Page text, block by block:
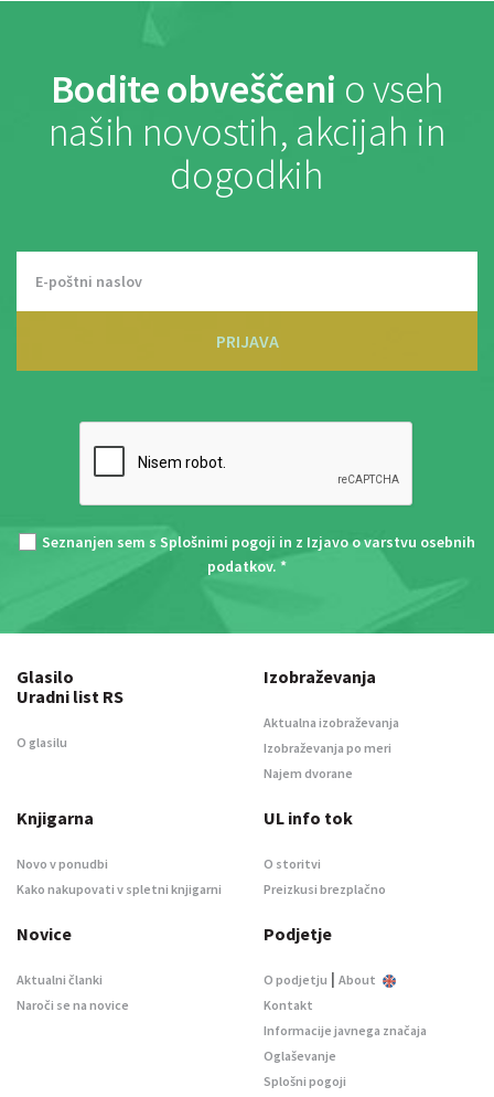
Bodite obveščeni o vseh
naših novostih, akcijah in
dogodkih
PRIJAVA
Seznanjen sem s Splošnimi pogoji in z Izjavo o varstvu osebnih
podatkov. *
Glasilo
Uradni list RS
O glasilu
Izobraževanja
Aktualna izobraževanja
Izobraževanja po meri
Najem dvorane
Knjigarna
Novo v ponudbi
Kako nakupovati v spletni knjigarni
UL info tok
O storitvi
Preizkusi brezplačno
Novice
Aktualni članki
Naroči se na novice
Podjetje
O podjetju | About
Kontakt
Informacije javnega značaja
Oglaševanje
Splošni pogoji